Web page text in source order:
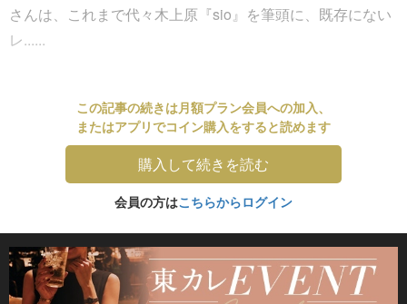
さんは、これまで代々木上原『sio』を筆頭に、既存にない
レ......
この記事の続きは月額プラン会員への加入、
またはアプリでコイン購入をすると読めます
購入して続きを読む
会員の方はこちらからログイン